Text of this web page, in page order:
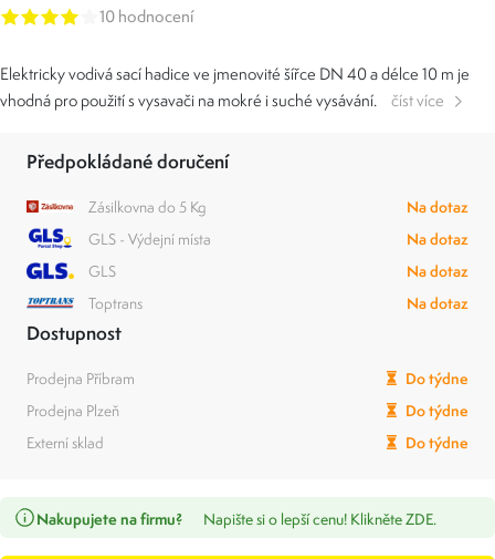
10 hodnocení
Elektricky vodivá sací hadice ve jmenovité šířce DN 40 a délce 10 m je
vhodná pro použití s ​​vysavači na mokré i suché vysávání.
číst více
Předpokládané doručení
Zásilkovna do 5 Kg
Na dotaz
GLS - Výdejní místa
Na dotaz
GLS
Na dotaz
Toptrans
Na dotaz
Dostupnost
Prodejna Příbram
Do týdne
Prodejna Plzeň
Do týdne
Externí sklad
Do týdne
Nakupujete na firmu? Napište si o lepší cenu! Klikněte ZDE.